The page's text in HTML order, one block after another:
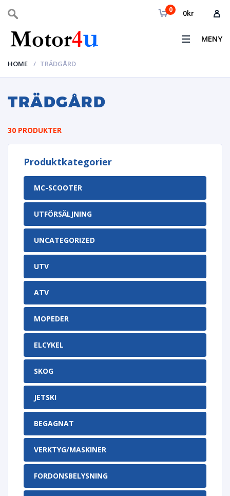
MENY
0 0kr
HOME TRÄDGÅRD
TRÄDGÅRD
30 PRODUKTER
Produktkategorier
MC-SCOOTER
UTFÖRSÄLJNING
UNCATEGORIZED
UTV
ATV
MOPEDER
ELCYKEL
SKOG
JETSKI
BEGAGNAT
VERKTYG/MASKINER
FORDONSBELYSNING